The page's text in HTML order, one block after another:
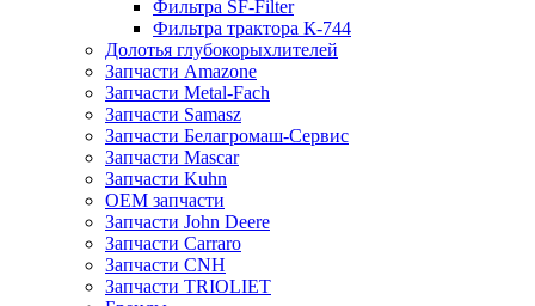
Фильтра SF-Filter
Фильтра трактора К-744
Долотья глубокорыхлителей
Запчасти Amazone
Запчасти Metal-Fach
Запчасти Samasz
Запчасти Белагромаш-Сервис
Запчасти Mascar
Запчасти Kuhn
OEM запчасти
Запчасти John Deere
Запчасти Carraro
Запчасти CNH
Запчасти TRIOLIET